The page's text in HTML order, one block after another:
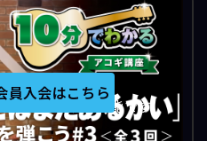
会員のみ視聴可能です
員入会はこちら